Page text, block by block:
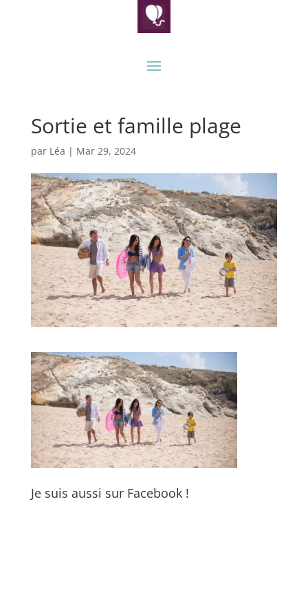
Sortie et famille plage
par Léa | Mar 29, 2024
Je suis aussi sur Facebook !